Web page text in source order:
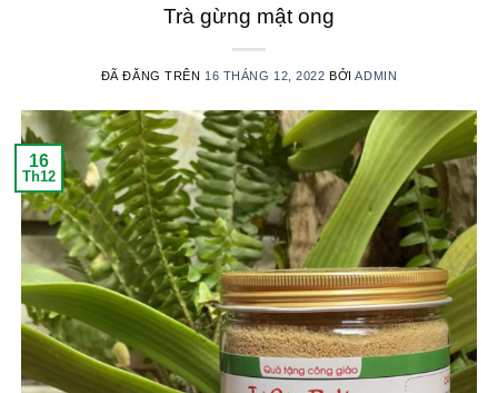
Trà gừng mật ong
ĐÃ ĐĂNG TRÊN 16 THÁNG 12, 2022 BỞIADMIN
16
Th12